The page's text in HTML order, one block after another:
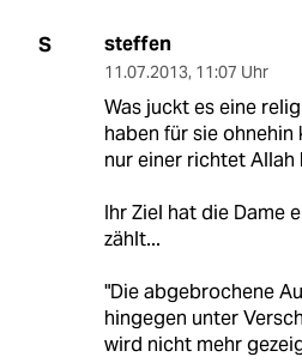
S steffen
11.07.2013, 11:07 Uhr
Was juckt es eine
haben für sie
nur einer richtet Allah
Ihr Ziel hat die Dame
zählt...
"Die abgebrochene
hingegen unter
wird nicht mehr